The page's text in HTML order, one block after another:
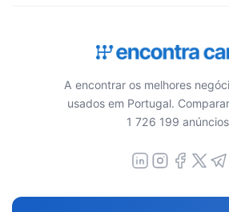
A encontrar os melhores
usados em Portugal.
1 726 199